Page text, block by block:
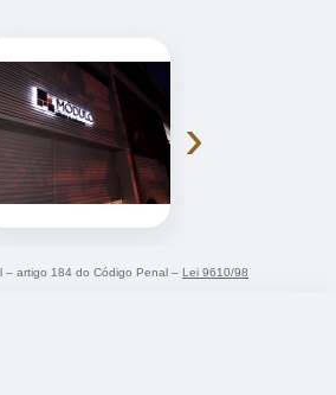
›
– artigo 184 do Código Penal – Lei 9610/98